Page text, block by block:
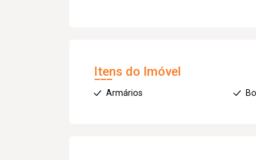
Itens do Imóvel
Armários